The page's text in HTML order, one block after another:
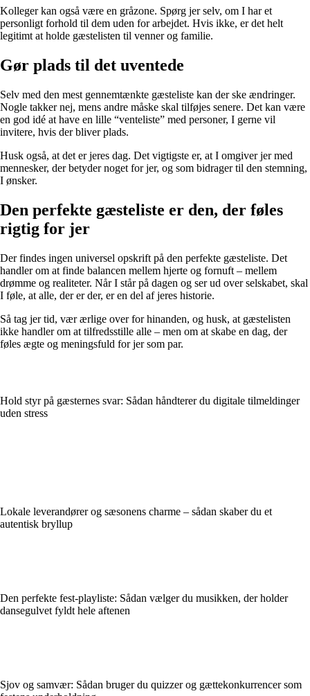
Kolleger kan også være en gråzone. Spørg jer selv, om I har et
personligt forhold til dem uden for arbejdet. Hvis ikke, er det helt
legitimt at holde gæstelisten til venner og familie.
Gør plads til det uventede
Selv med den mest gennemtænkte gæsteliste kan der ske ændringer.
Nogle takker nej, mens andre måske skal tilføjes senere. Det kan være
en god idé at have en lille “venteliste” med personer, I gerne vil
invitere, hvis der bliver plads.
Husk også, at det er jeres dag. Det vigtigste er, at I omgiver jer med
mennesker, der betyder noget for jer, og som bidrager til den stemning,
I ønsker.
Den perfekte gæsteliste er den, der føles
rigtig for jer
Der findes ingen universel opskrift på den perfekte gæsteliste. Det
handler om at finde balancen mellem hjerte og fornuft – mellem
drømme og realiteter. Når I står på dagen og ser ud over selskabet, skal
I føle, at alle, der er der, er en del af jeres historie.
Så tag jer tid, vær ærlige over for hinanden, og husk, at gæstelisten
ikke handler om at tilfredsstille alle – men om at skabe en dag, der
føles ægte og meningsfuld for jer som par.
Hold styr på gæsternes svar: Sådan håndterer du digitale tilmeldinger
uden stress
Lokale leverandører og sæsonens charme – sådan skaber du et
autentisk bryllup
Den perfekte fest-playliste: Sådan vælger du musikken, der holder
dansegulvet fyldt hele aftenen
Sjov og samvær: Sådan bruger du quizzer og gættekonkurrencer som